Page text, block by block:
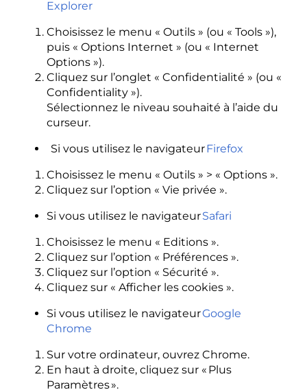
Explorer
Choisissez le menu « Outils » (ou « Tools »),
puis « Options Internet » (ou « Internet
Options »).
Cliquez sur l’onglet « Confidentialité » (ou «
Confidentiality »).
Sélectionnez le niveau souhaité à l’aide du
curseur.
Si vous utilisez le navigateurFirefox
Choisissez le menu « Outils » > « Options ».
Cliquez sur l’option « Vie privée ».
Si vous utilisez le navigateurSafari
Choisissez le menu « Editions ».
Cliquez sur l’option « Préférences ».
Cliquez sur l’option « Sécurité ».
Cliquez sur « Afficher les cookies ».
Si vous utilisez le navigateurGoogle
Chrome
Sur votre ordinateur, ouvrez Chrome.
En haut à droite, cliquez sur « Plus
Paramètres ».